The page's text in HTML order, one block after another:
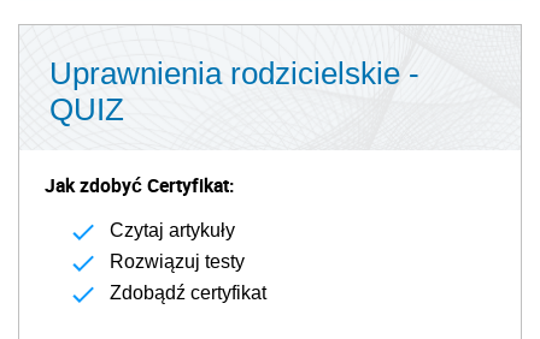
Uprawnienia rodzicielskie -
QUIZ
Jak zdobyć Certyfikat:
Czytaj artykuły
Rozwiązuj testy
Zdobądź certyfikat